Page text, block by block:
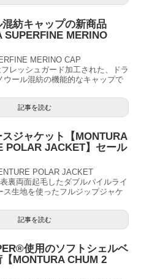
紡キャップの新商品
SUPERFINE MERINO
MERINO CAP
フレッシュガード加工された、ドラ
ウール混紡の機能的なキャップで
記事を読む
ジャケット【MONTURA
POLAR JACKET】セール
POLAR JACKET
裏両面起毛したダブルパイルライ
ス生地を使ったフルジップジャケ
記事を読む
使用のソフトシェルベ
MONTURA CHUM 2